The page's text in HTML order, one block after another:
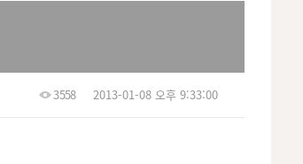
3558 2013-01-08 오후 9:33:00